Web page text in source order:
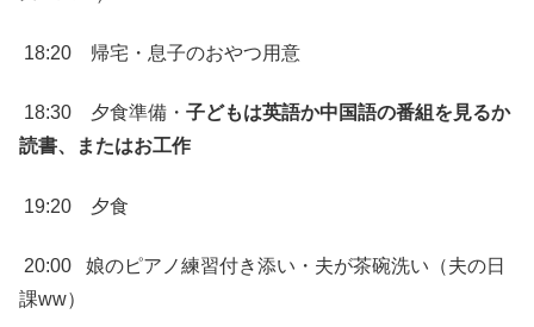
18:20 帰宅・息子のおやつ用意
18:30 夕食準備・ 子どもは英語か中国語の番組を見るか
読書、またはお工作
19:20 夕食
20:00 娘のピアノ練習付き添い・夫が茶碗洗い（夫の日
課ww）